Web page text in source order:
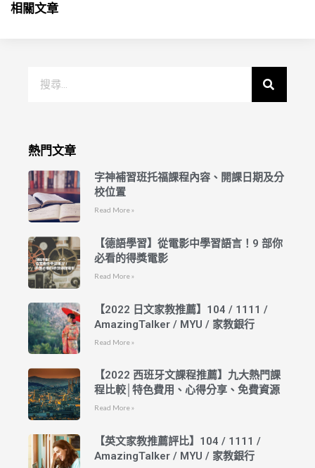
相關文章
熱門文章
字神補習班托福課程內容、開課日期及分
校位置
Read More »
【德語學習】從電影中學習語言！9 部你
必看的得獎電影
Read More »
【2022 日文家教推薦】104 / 1111 /
AmazingTalker / MYU / 家教銀行
Read More »
【2022 西班牙文課程推薦】九大熱門課
程比較│特色費用、心得分享、免費資源
Read More »
【英文家教推薦評比】104 / 1111 /
AmazingTalker / MYU / 家教銀行